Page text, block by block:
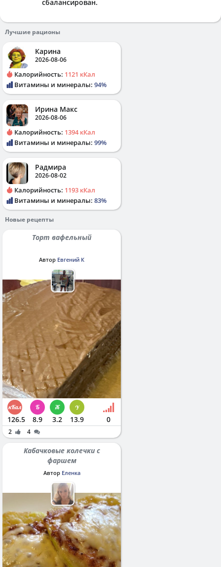
сбалансирован.
Лучшие рационы
Карина
2026-08-06
Калорийность: 1121 кКал
Витамины и минералы: 94%
Ирина Макс
2026-08-06
Калорийность: 1394 кКал
Витамины и минералы: 99%
Радмира
2026-08-02
Калорийность: 1193 кКал
Витамины и минералы: 83%
Новые рецепты
Торт вафельный
Автор Евгений К
126.5 8.9 3.2 13.9 0
2 4
Кабачковые колечки с
фаршем
Автор Еленка